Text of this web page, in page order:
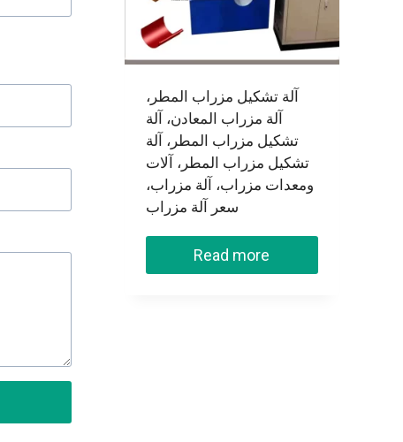
آلة تشكيل مزراب المطر،
آلة مزراب المعادن، آلة
تشكيل مزراب المطر، آلة
تشكيل مزراب المطر، آلات
ومعدات مزراب، آلة مزراب،
سعر آلة مزراب
Read more